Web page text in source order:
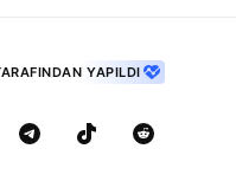
YAPILDI